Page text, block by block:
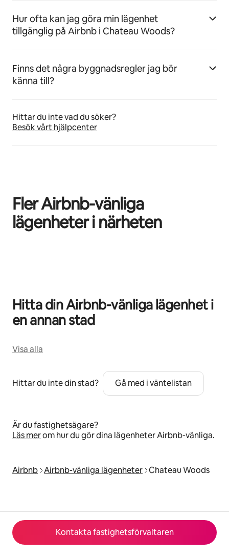
Kontakta fastighetsförvaltaren
Hur ofta kan jag göra min lägenhet
tillgänglig på Airbnb i Chateau Woods?
Finns det några byggnadsregler jag bör
känna till?
Hittar du inte vad du söker?
Besök vårt hjälpcenter
Fler Airbnb-vänliga
lägenheter i närheten
Hitta din Airbnb-vänliga lägenhet i
en annan stad
Visa alla
Hittar du inte din stad? Gå med i väntelistan
Är du fastighetsägare?
Läs merom hur du gör dina lägenheter Airbnb-vänliga.
Airbnb Airbnb-vänliga lägenheter Chateau Woods